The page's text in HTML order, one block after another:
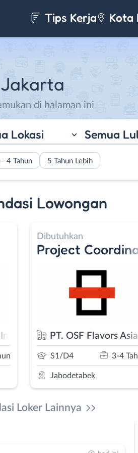
Tips Kerja Kota
di halaman ini
Lokasi Semua
4 Tahun 5 Tahun Lebih
Lowongan
Tahun
Dibutuhkan
Waiters - Staff
Ayam Bakar
SMA/SMK 0-2
Jakarta Pusat
Loker Lainnya